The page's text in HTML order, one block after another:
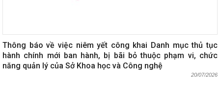
Thông báo về việc niêm yết công khai Danh mục thủ tục
hành chính mới ban hành, bị bãi bỏ thuộc phạm vi, chức
năng quản lý của Sở Khoa học và Công nghệ
20/07/2026